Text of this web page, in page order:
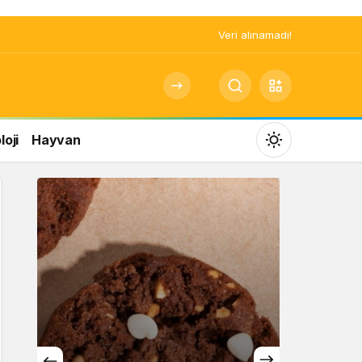
Veri alınamadı!
Hayvan
Mod
değiştir
Gündüz Modu
Gündüz modunu seçin.
Gece Modu
Gece modunu seçin.